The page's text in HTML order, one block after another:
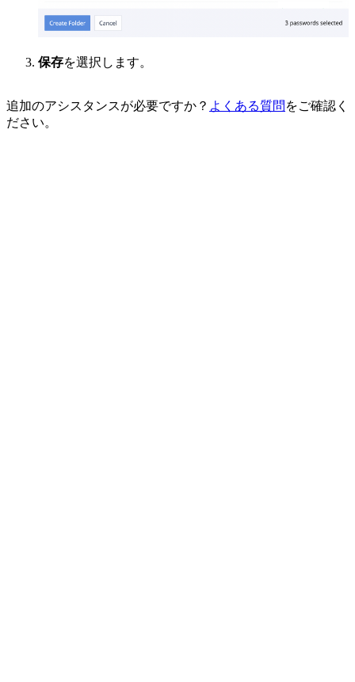
保存を選択します。
追加のアシスタンスが必要ですか？ よくある質問 をご確認く
ださい。